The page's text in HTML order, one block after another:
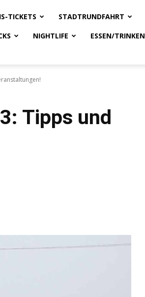
TICKETS STADTRUNDFAHRT
NIGHTLIFE ESSEN/TRINKEN
Tipps und